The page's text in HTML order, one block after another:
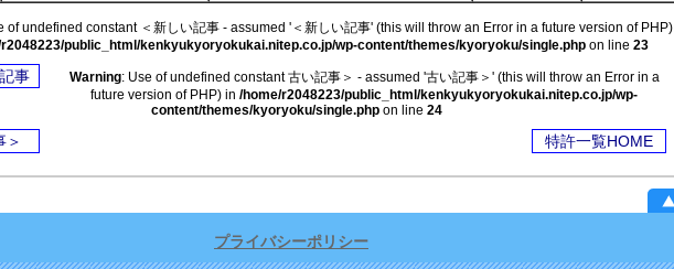
of undefined constant ＜新しい記事 - assumed '＜新しい記事' (this will throw an Error in a future version of PHP)
public_html/kenkyukyoryokukai.nitep.co.jp/wp-content/themes/kyoryoku/single.php on line 23
事 Warning: Use of undefined constant 古い記事＞ - assumed '古い記事＞' (this will throw an Error in a
future version of PHP) in /home/r2048223/public_html/kenkyukyoryokukai.nitep.co.jp/wp-
content/themes/kyoryoku/single.php on line 24
＞ 特許一覧HOME
プライバシーポリシー